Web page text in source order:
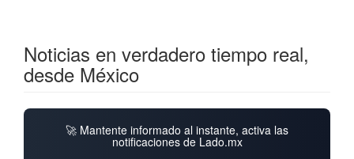
Noticias en verdadero tiempo real,
desde México
🚀 Mantente informado al instante, activa las
notificaciones de Lado.mx